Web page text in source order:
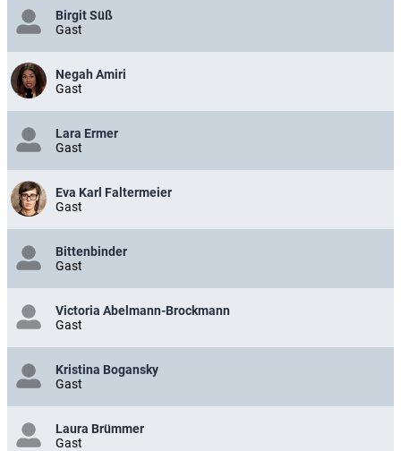
Birgit Süß
Gast
Negah Amiri
Gast
Lara Ermer
Gast
Eva Karl Faltermeier
Gast
Bittenbinder
Gast
Victoria Abelmann-Brockmann
Gast
Kristina Bogansky
Gast
Laura Brümmer
Gast